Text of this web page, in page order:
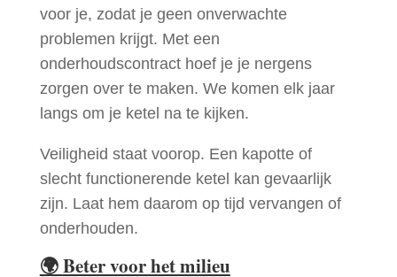
voor je, zodat je geen onverwachte
problemen krijgt. Met een
onderhoudscontract hoef je je nergens
zorgen over te maken. We komen elk jaar
langs om je ketel na te kijken.
Veiligheid staat voorop. Een kapotte of
slecht functionerende ketel kan gevaarlijk
zijn. Laat hem daarom op tijd vervangen of
onderhouden.
🌍Beter voor het milieu